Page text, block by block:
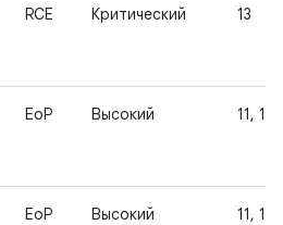
RCE Критический 13
EoP Высокий 11,
EoP Высокий 11,